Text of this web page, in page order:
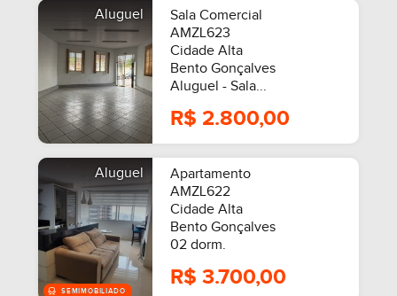
Aluguel
Sala Comercial
AMZL623
Cidade Alta
Bento Gonçalves
Aluguel - Sala...
R$ 2.800,00
Aluguel
Apartamento
AMZL622
Cidade Alta
Bento Gonçalves
02 dorm.
R$ 3.700,00